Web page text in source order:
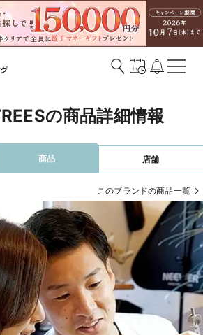
の商品詳細情報
商品 店舗
このブランドの商品一覧